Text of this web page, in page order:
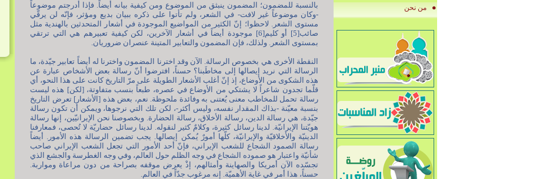
من نحن
بالنسبة للمضمون؛ المضمون ينبثق من الموضوع ومن كيفية بيانه أيضاً. فإذا أدرجتم موضوعاً
-وكان موضوعاً غير لافت- في الشعر، ولم تأتوا على ذكره ببيان بديع ومؤثر، فإنّه لن يرقّي
مستوى الشعر. لاحظوا؛ إنّ الكثير من المواضيع الموجودة في أشعار المتحدثين بالهندية مثل
صائب[5] أو كليم[6] موجودة أيضاً في أشعار الآخرين، لكن كيفية تعبيرهم هي التي ترتقي
بمستوى الشعر. ولذلك، فإن المضمون والتعابير المتينة عنصران ضروريان.
النقطة الأخرى هي بخصوص الرسالة. الآن وقد اخترنا المضمون واخترنا له أيضاً تعابير جيّدة، ما
الرسالة التي نريد إيصالها إلى مخاطَبنا؟ حسناً، افترضوا أنّ رسالة بعض الأشخاص عبارة عن
هذه الشكوى من الأوضاع، إذ إنّ أغلب الأشعار الطويلة على مرّ التاريخ كانت على هذا النحو، أي
قلّما تجدون شاعراً لا يشتكي من الأوضاع في عصره، طبعاً بنسب متفاوتة، [لكن] هذه ليست
رسالة تحمل للمخاطب معنى يُعتنى به وفائدة ملحوظة. نعم، بعض هذه [الأشعار] تعرض التاريخ
بنسبة معيّنة -بذاك المقدار نفسه، وليس أكثر-، لكن تلك التي نرجوها، ويمكن أن تكون رسالة
جيّدة، هي رسالة الدين، رسالة الأخلاق، رسالة الحضارة. وبخصوصنا نحن الإيرانيّين، إنها رسالة
هويّتنا الإيرانيّة. لدينا رسائل كثيرة، وكلامٌ كثير لنقوله. لدينا رسائل حضاريّة لا تُحصى، فمعارفنا
الدينيّة والأخلاقيّة والإيرانيّة، كلّها أمورٌ يُمكن إيصالها. يجب تضمين الرسالة هذه الأمور. أيضاً
رسالة الصمود الشجاع للشعب الإيراني، فإنّ أحد الأمور التي تجعل الشعب الإيراني صاحب
شأنيّة واعتبار هو صموده الشجاع في وجه الظلم حول العالم، وفي وجه الغطرسة والجشع الذي
تجسّده الآن أمريكا والصهاينة وأمثالهم، إذْ يعرض موقفه بصراحة من دون مراعاة ومواربة.
حسناً، هذا أمر في غاية الأهميّة. إنه مرغوب جدّاً في العالم.